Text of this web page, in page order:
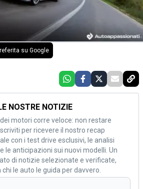
su Google
NOSTRE NOTIZIE
dei motori corre veloce: non restare
per ricevere il nostro recap
con i test drive esclusivi, le analisi
le anticipazioni sui nuovi modelli. Un
di notizie selezionate e verificate,
le auto le guida per davvero.